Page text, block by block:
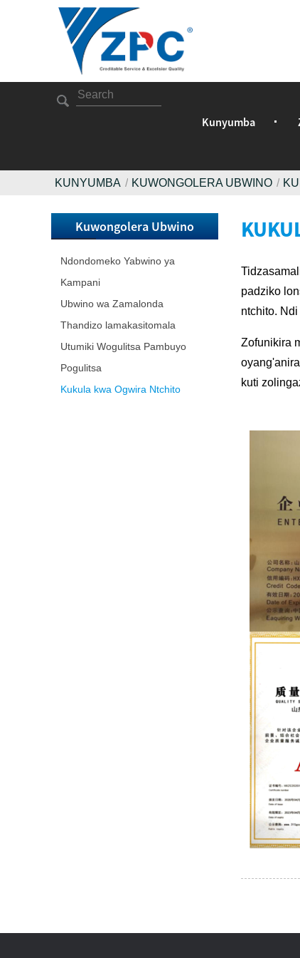
Kunyumba
KUNYUMBA KUWONGOLERA UBWINO
Kuwongolera Ubwino
Ndondomeko Yabwino ya
Kampani
Ubwino wa Zamalonda
Thandizo lamakasitomala
Utumiki Wogulitsa Pambuyo
Pogulitsa
Kukula kwa Ogwira Ntchito
padziko
ntchito.
Zofunikira
kuti